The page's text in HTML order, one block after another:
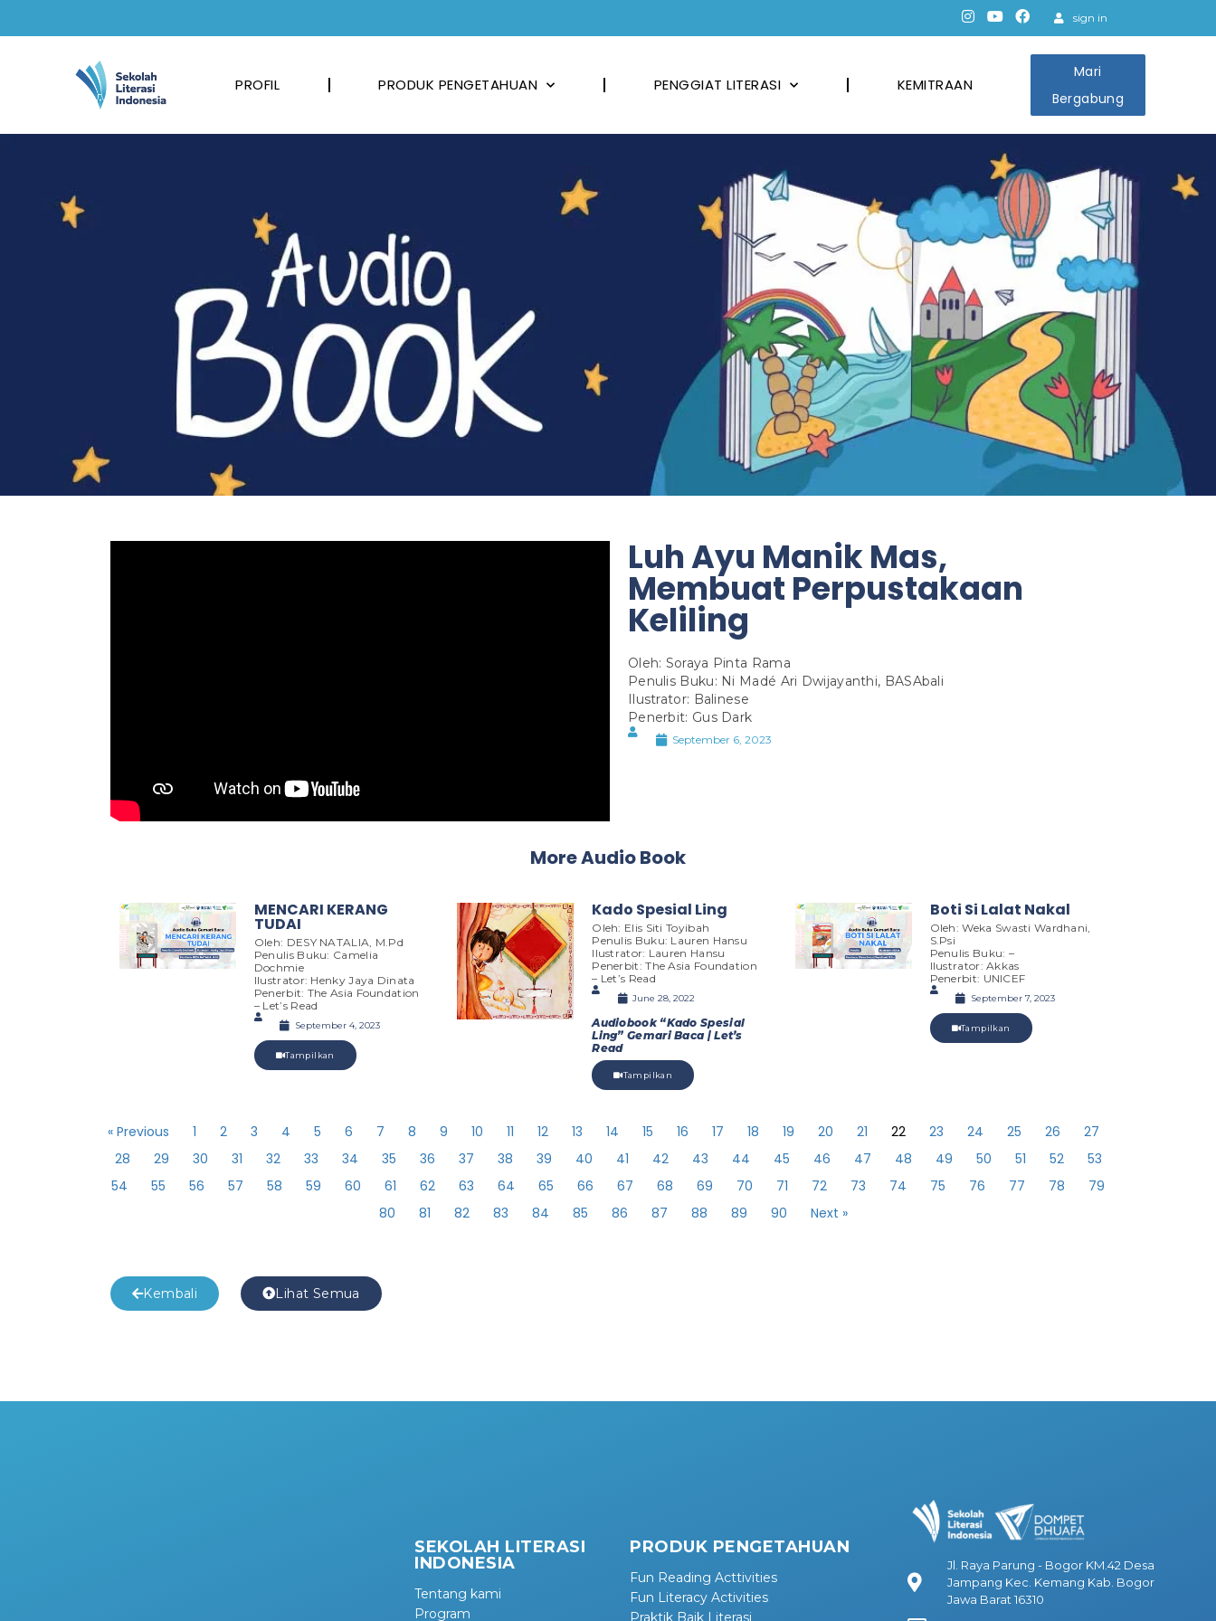
sign in
PROFIL PRODUK PENGETAHUAN PENGGIAT LITERASI KEMITRAAN
Mari
Bergabung
Luh Ayu Manik Mas,
Membuat Perpustakaan
Keliling
Oleh: Soraya Pinta Rama
Penulis Buku: Ni Madé Ari Dwijayanthi, BASAbali
Ilustrator: Balinese
Penerbit: Gus Dark
September 6, 2023
More Audio Book
MENCARI KERANG
TUDAI
Oleh: DESY NATALIA, M.Pd
Penulis Buku: Camelia
Dochmie
Ilustrator: Henky Jaya Dinata
Penerbit: The Asia Foundation
– Let’s Read
September 4, 2023
Tampilkan
Kado Spesial Ling
Oleh: Elis Siti Toyibah
Penulis Buku: Lauren Hansu
Ilustrator: Lauren Hansu
Penerbit: The Asia Foundation
– Let’s Read
June 28, 2022
Audiobook “Kado Spesial
Ling” Gemari Baca | Let’s
Read
Tampilkan
Boti Si Lalat Nakal
Oleh: Weka Swasti Wardhani,
S.Psi
Penulis Buku: –
Ilustrator: Akkas
Penerbit: UNICEF
September 7, 2023
Tampilkan
« Previous 1 2 3 4 5 6 7 8 9 10 11 12 13 14 15 16 17 18 19 20 21 22 23 24 25 26
27
28
29 30 31 32 33 34 35 36 37 38 39 40 41 42 43 44 45 46 47 48 49 50 51 52
53
54
55 56 57 58 59 60 61 62 63 64 65 66 67 68 69 70 71 72 73 74 75 76 77 78
79
80
81 82 83 84 85 86 87 88 89 90 Next »
Kembali Lihat Semua
SEKOLAH LITERASI
INDONESIA
Tentang kami
Program
PRODUK PENGETAHUAN
Fun Reading Acttivities
Fun Literacy Activities
Praktik Baik Literasi
Jl. Raya Parung - Bogor KM.42 Desa
Jampang Kec. Kemang Kab. Bogor
Jawa Barat 16310